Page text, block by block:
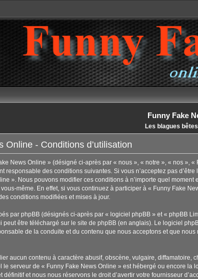
Funny Fake
Les blagues
Online - Conditions d’utilisation
News Online » (désigné ci-après par « nous », « notre », « nos »,
responsable des conditions suivantes. Si vous n’acceptez pas
». Nous pouvons modifier ces conditions à n’importe quel
même. En effet, si vous continuez à participer à « Funny Fake
conditions modifiées et mises à jour.
par phpBB (désignés ci-après par « logiciel phpBB » et « phpBB
peut être téléchargé sur le site de phpBB(en anglais). Le logiciel
de la conduite et du contenu que nous acceptons et que
aucun contenu à caractère abusif, obscène, vulgaire,
le serveur de « Funny Fake News Online » est hébergé ou encore
définitif et nous nous réservons le droit d’avertir votre fournisseur